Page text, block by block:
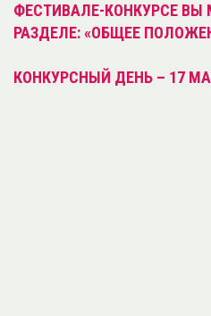
ФЕСТИВАЛЕ-КОНКУРСЕ ВЫ
РАЗДЕЛЕ: «ОБЩЕЕ
КОНКУРСНЫЙ ДЕНЬ – 17